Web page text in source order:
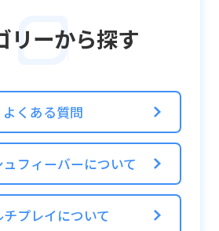
に使用する素材ユニットの
リーから探す
よくある質問
フィーバーについて
チプレイについて